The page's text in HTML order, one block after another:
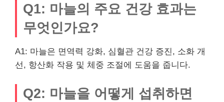
Q1: 마늘의 주요 건강 효과는
무엇인가요?
A1: 마늘은 면역력 강화, 심혈관 건강 증진, 소화 개
선, 항산화 작용 및 체중 조절에 도움을 줍니다.
Q2: 마늘을 어떻게 섭취하면